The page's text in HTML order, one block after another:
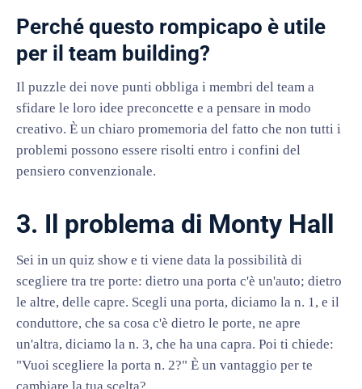
Perché questo rompicapo è utile
per il team building?
Il puzzle dei nove punti obbliga i membri del team a
sfidare le loro idee preconcette e a pensare in modo
creativo. È un chiaro promemoria del fatto che non tutti i
problemi possono essere risolti entro i confini del
pensiero convenzionale.
3. Il problema di Monty Hall
Sei in un quiz show e ti viene data la possibilità di
scegliere tra tre porte: dietro una porta c'è un'auto; dietro
le altre, delle capre. Scegli una porta, diciamo la n. 1, e il
conduttore, che sa cosa c'è dietro le porte, ne apre
un'altra, diciamo la n. 3, che ha una capra. Poi ti chiede:
"Vuoi scegliere la porta n. 2?" È un vantaggio per te